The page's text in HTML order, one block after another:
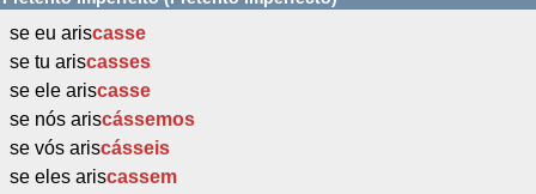
se eu ariscasse
se tu ariscasses
se ele ariscasse
se nós ariscássemos
se vós ariscásseis
se eles ariscassem